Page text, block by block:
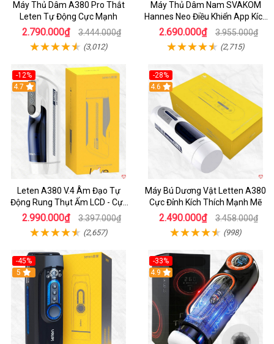
Máy Thủ Dâm A380 Pro Thắt
Leten Tự Động Cực Mạnh
2.790.000₫ 3.444.000₫
(3,012)
Máy Thủ Dâm Nam SVAKOM
Hannes Neo Điều Khiển App Kích
Thích
2.690.000₫ 3.955.000₫
(2,715)
-12%
Hot
4.7
Leten A380 V.4 Âm Đạo Tự
Động Rung Thụt Ấm LCD - Cực
Phê
2.990.000₫ 3.397.000₫
(2,657)
-28%
Hot
4.6
Máy Bú Dương Vật Letten A380
Cực Đỉnh Kích Thích Mạnh Mẽ
2.490.000₫ 3.458.000₫
(998)
-45%
Hot
5
-33%
Hot
4.9